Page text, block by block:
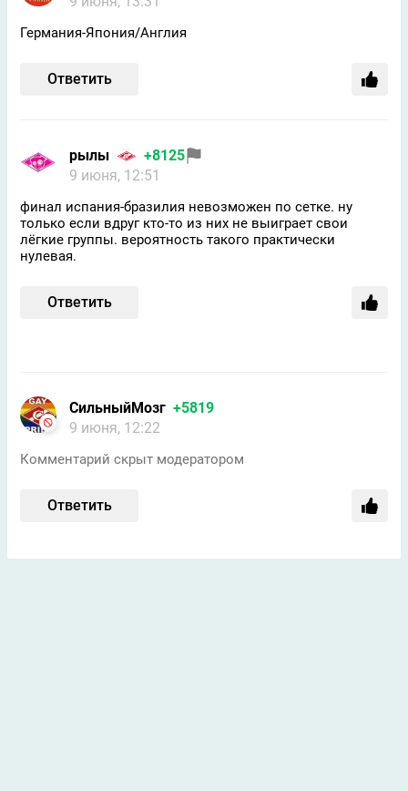
Германия-Япония/Англия
Ответить
рылы
+8125
9 июня, 12:51
финал испания-бразилия невозможен по сетке. ну
только если вдруг кто-то из них не выиграет свои
лёгкие группы. вероятность такого практически
нулевая.
Ответить
СильныйМозг +5819
9 июня, 12:22
Комментарий скрыт модератором
Ответить